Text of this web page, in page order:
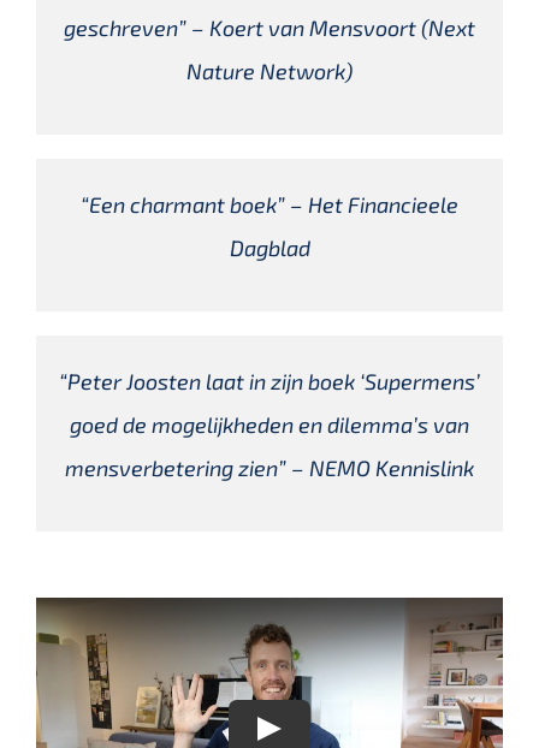
geschreven” – Koert van Mensvoort (Next
Nature Network)
“Een charmant boek” – Het Financieele
Dagblad
“Peter Joosten laat in zijn boek ‘Supermens’
goed de mogelijkheden en dilemma’s van
mensverbetering zien” – NEMO Kennislink